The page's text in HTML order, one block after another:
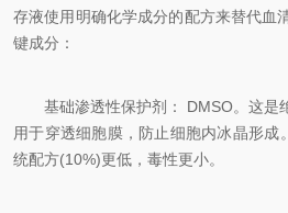
存液使用明确化学成分的配方来替代血
键成分：
基础渗透性保护剂： DMSO。这是
用于穿透细胞膜，防止细胞内冰晶形成
统配方(10%)更低，毒性更小。